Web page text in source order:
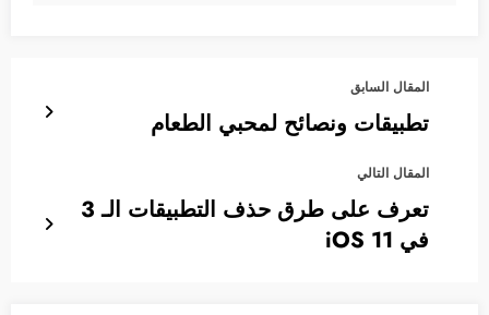
المقال السابق
تطبيقات ونصائح لمحبي الطعام
المقال التالي
تعرف على طرق حذف التطبيقات الـ 3
في iOS 11